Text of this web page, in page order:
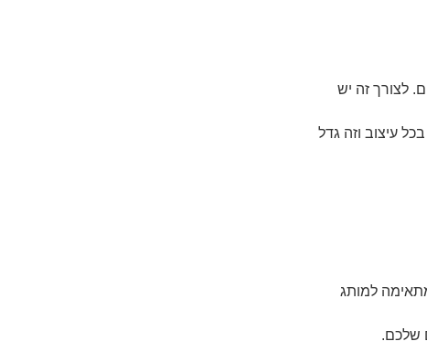
לצורך זה יש
עיצוב וזה גדל
למותג
שלכם.